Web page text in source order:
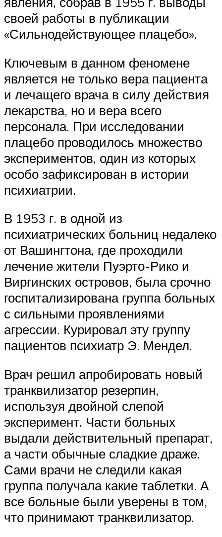
своей работы в публикации
«Сильнодействующее плацебо».
Ключевым в данном феномене
является не только вера пациента
и лечащего врача в силу действия
лекарства, но и вера всего
персонала. При исследовании
плацебо проводилось множество
экспериментов, один из которых
особо зафиксирован в истории
психиатрии.
В 1953 г. в одной из
психиатрических больниц недалеко
от Вашингтона, где проходили
лечение жители Пуэрто-Рико и
Виргинских островов, была срочно
госпитализирована группа больных
с сильными проявлениями
агрессии. Курировал эту группу
пациентов психиатр Э. Мендел.
Врач решил апробировать новый
транквилизатор резерпин,
используя двойной слепой
эксперимент. Части больных
выдали действительный препарат,
а части обычные сладкие драже.
Сами врачи не следили какая
группа получала какие таблетки. А
все больные были уверены в том,
что принимают транквилизатор.